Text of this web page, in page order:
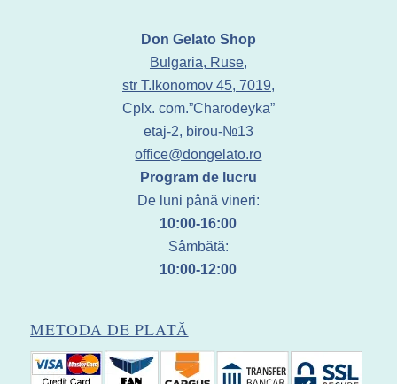
Don Gelato Shop
Bulgaria, Ruse,
str T.Ikonomov 45, 7019,
Cplx. com.”Charodeyka”
etaj-2, birou-№13
office@dongelato.ro
Program de lucru
De luni până vineri:
10:00-16:00
Sâmbătă:
10:00-12:00
METODA DE PLATĂ